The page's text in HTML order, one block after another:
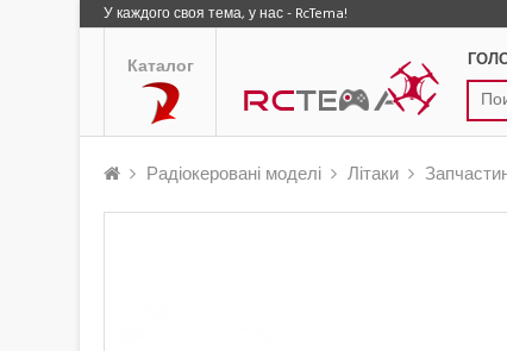
У каждого своя тема, у нас - RcTema!
Каталог
Радіокеровані моделі Літаки